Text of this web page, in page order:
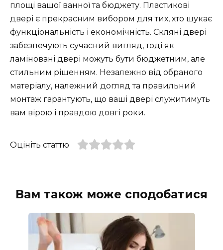
площі вашої ванної та бюджету. Пластикові
двері є прекрасним вибором для тих, хто шукає
функціональність і економічність. Скляні двері
забезпечують сучасний вигляд, тоді як
ламіновані двері можуть бути бюджетним, але
стильним рішенням. Незалежно від обраного
матеріалу, належний догляд та правильний
монтаж гарантують, що ваші двері служитимуть
вам вірою і правдою довгі роки.
Оцініть статтю
Вам також може сподобатися